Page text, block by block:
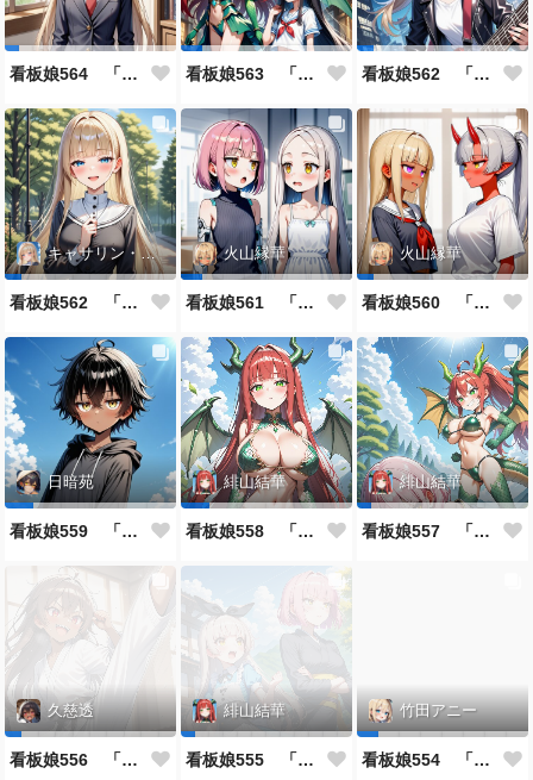
看板娘564 「ジェルマ・レスポストン・八百のよもやま話」 看板娘563 「騒ぎの終わり」 看板娘562 「八木沼千絵のよもやま話」
キャサリン・アストリー
看板娘562 「キャサリン・アストリーのよもやま話」
火山縁華
看板娘561 「火山一族」
火山縁華
看板娘560 「緋山一族」
日暗苑
看板娘559 「日暗苑のよもやま話」
緋山結華
看板娘558 「緋山結華」キャラクター紹介
緋山結華
看板娘557 「其々の再会」
久慈透
看板娘556 「久慈透のよもやま話」
緋山結華
看板娘555 「帰還、そして目覚め。」
竹田アニー
看板娘554 「竹田アニーのよもやま話」